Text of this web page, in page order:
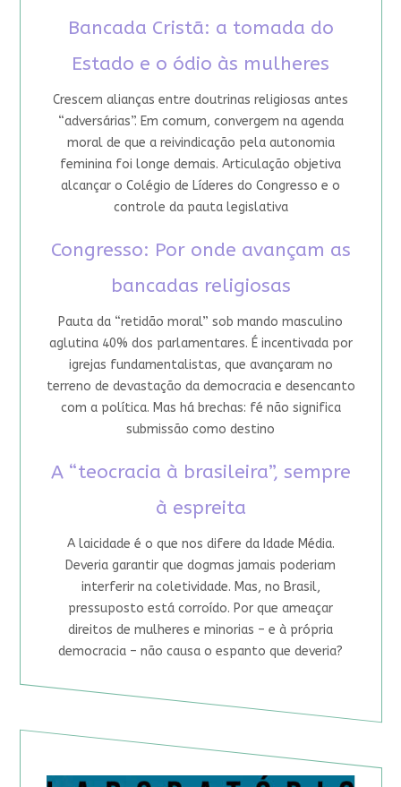
Bancada Cristã: a tomada do
Estado e o ódio às mulheres
Crescem alianças entre doutrinas religiosas antes
“adversárias”. Em comum, convergem na agenda
moral de que a reivindicação pela autonomia
feminina foi longe demais. Articulação objetiva
alcançar o Colégio de Líderes do Congresso e o
controle da pauta legislativa
Congresso: Por onde avançam as
bancadas religiosas
Pauta da “retidão moral” sob mando masculino
aglutina 40% dos parlamentares. É incentivada por
igrejas fundamentalistas, que avançaram no
terreno de devastação da democracia e desencanto
com a política. Mas há brechas: fé não significa
submissão como destino
A “teocracia à brasileira”, sempre
à espreita
A laicidade é o que nos difere da Idade Média.
Deveria garantir que dogmas jamais poderiam
interferir na coletividade. Mas, no Brasil,
pressuposto está corroído. Por que ameaçar
direitos de mulheres e minorias – e à própria
democracia – não causa o espanto que deveria?